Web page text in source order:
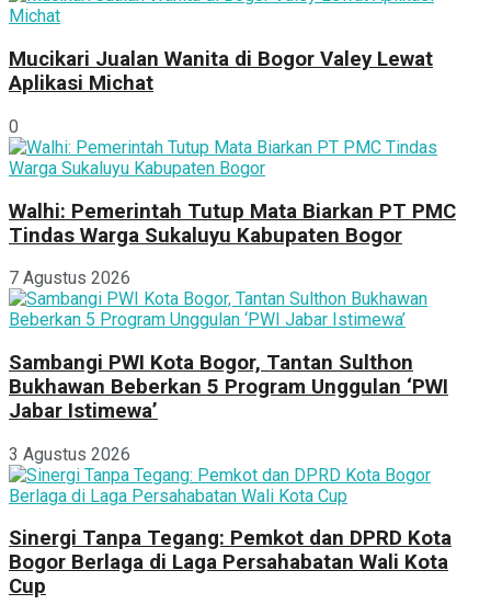
Mucikari Jualan Wanita di Bogor Valey Lewat
Aplikasi Michat
0
Walhi: Pemerintah Tutup Mata Biarkan PT PMC
Tindas Warga Sukaluyu Kabupaten Bogor
7 Agustus 2026
Sambangi PWI Kota Bogor, Tantan Sulthon
Bukhawan Beberkan 5 Program Unggulan ‘PWI
Jabar Istimewa’
3 Agustus 2026
Sinergi Tanpa Tegang: Pemkot dan DPRD Kota
Bogor Berlaga di Laga Persahabatan Wali Kota
Cup